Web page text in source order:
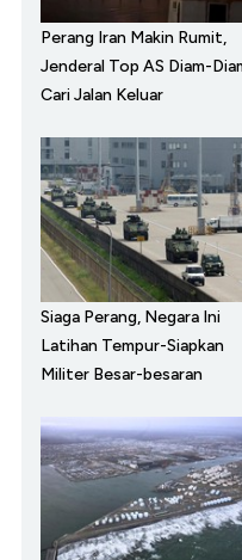
Perang Iran Makin Rumit,
Jenderal Top AS Diam-
Cari Jalan Keluar
Siaga Perang, Negara Ini
Latihan Tempur-Siapkan
Militer Besar-besaran